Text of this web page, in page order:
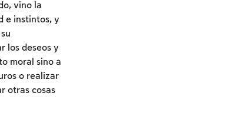
vino la
e instintos, y
los deseos y
moral sino a
o realizar
otras cosas